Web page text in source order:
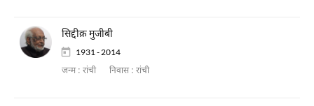
सिद्दीक़ मुजीबी
1931 - 2014
जन्म : रांची निवास : रांची